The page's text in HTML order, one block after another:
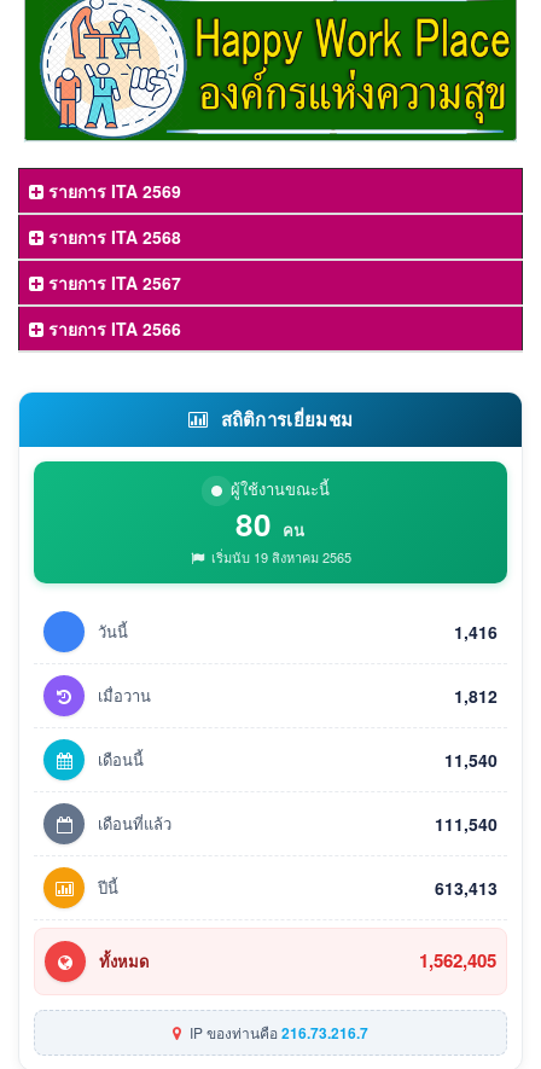
รายการ ITA 2569
รายการ ITA 2568
รายการ ITA 2567
รายการ ITA 2566
สถิติการเยี่ยมชม
ผู้ใช้งานขณะนี้
80 คน
เริ่มนับ 19 สิงหาคม 2565
วันนี้ 1,416
เมื่อวาน 1,812
เดือนนี้ 11,540
เดือนที่แล้ว 111,540
ปีนี้ 613,413
ทั้งหมด 1,562,405
IP ของท่านคือ216.73.216.7